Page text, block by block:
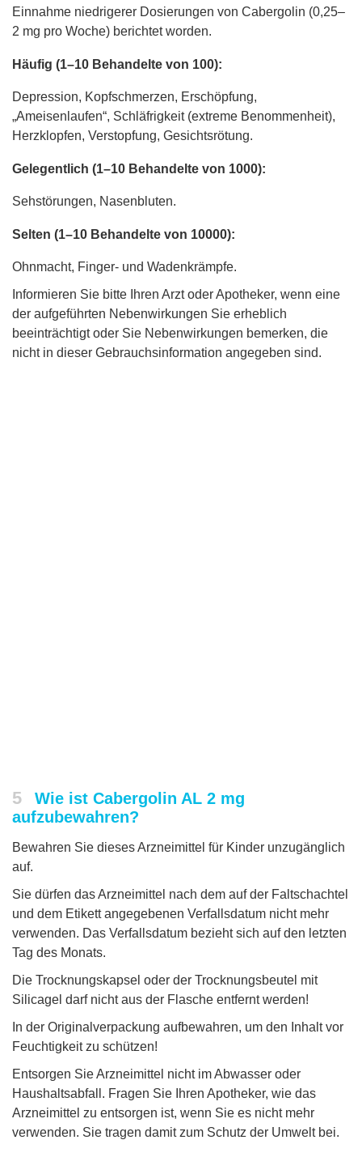
Einnahme niedrigerer Dosierungen von Cabergolin (0,25–
2 mg pro Woche) berichtet worden.
Häufig (1–10 Behandelte von 100):
Depression, Kopfschmerzen, Erschöpfung,
„Ameisenlaufen“, Schläfrigkeit (extreme Benommenheit),
Herzklopfen, Verstopfung, Gesichtsrötung.
Gelegentlich (1–10 Behandelte von 1000):
Sehstörungen, Nasenbluten.
Selten (1–10 Behandelte von 10000):
Ohnmacht, Finger- und Wadenkrämpfe.
Informieren Sie bitte Ihren Arzt oder Apotheker, wenn eine
der aufgeführten Nebenwirkungen Sie erheblich
beeinträchtigt oder Sie Nebenwirkungen bemerken, die
nicht in dieser Gebrauchsinformation angegeben sind.
5
Wie ist Cabergolin AL 2 mg
aufzubewahren?
Bewahren Sie dieses Arzneimittel für Kinder unzugänglich
auf.
Sie dürfen das Arzneimittel nach dem auf der Faltschachtel
und dem Etikett angegebenen Verfallsdatum nicht mehr
verwenden. Das Verfallsdatum bezieht sich auf den letzten
Tag des Monats.
Die Trocknungskapsel oder der Trocknungsbeutel mit
Silicagel darf nicht aus der Flasche entfernt werden!
In der Originalverpackung aufbewahren, um den Inhalt vor
Feuchtigkeit zu schützen!
Entsorgen Sie Arzneimittel nicht im Abwasser oder
Haushaltsabfall. Fragen Sie Ihren Apotheker, wie das
Arzneimittel zu entsorgen ist, wenn Sie es nicht mehr
verwenden. Sie tragen damit zum Schutz der Umwelt bei.